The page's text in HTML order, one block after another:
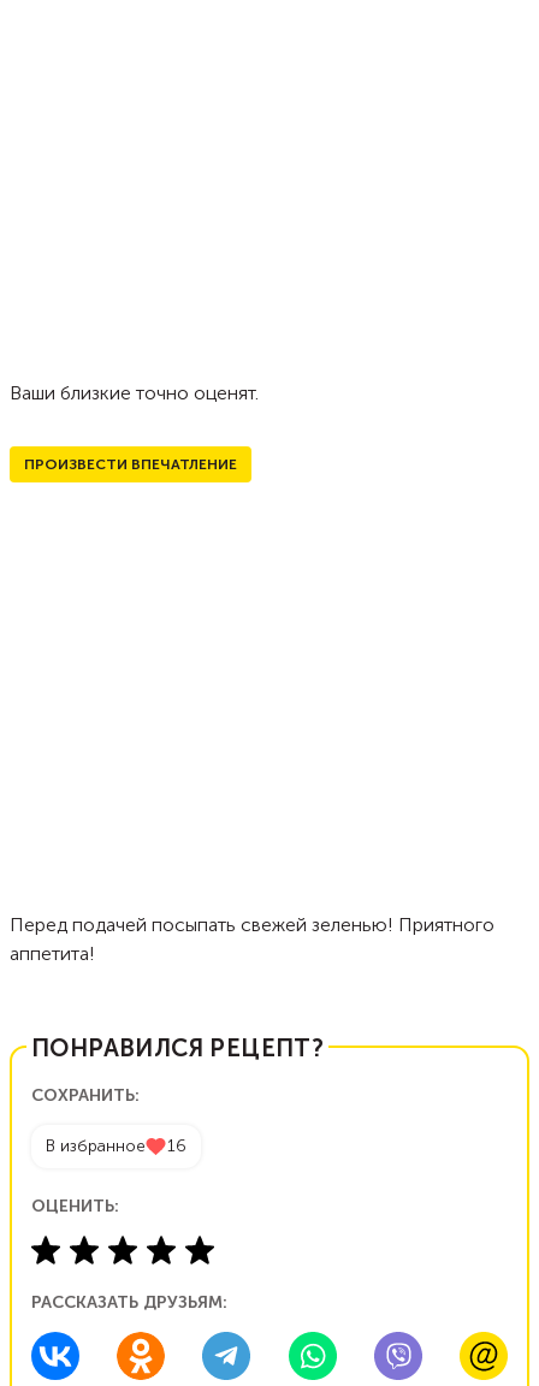
Ваши близкие точно оценят.
ПРОИЗВЕСТИ ВПЕЧАТЛЕНИЕ
Перед подачей посыпать свежей зеленью! Приятного
аппетита!
ПОНРАВИЛСЯ РЕЦЕПТ?
СОХРАНИТЬ:
В избранное 16
ОЦЕНИТЬ:
РАССКАЗАТЬ ДРУЗЬЯМ: